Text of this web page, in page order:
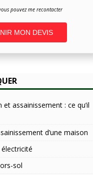
pouvez me recontacter
l
e
r
n
i
v
:
et assainissement : ce qu’il
d’une maison
sol